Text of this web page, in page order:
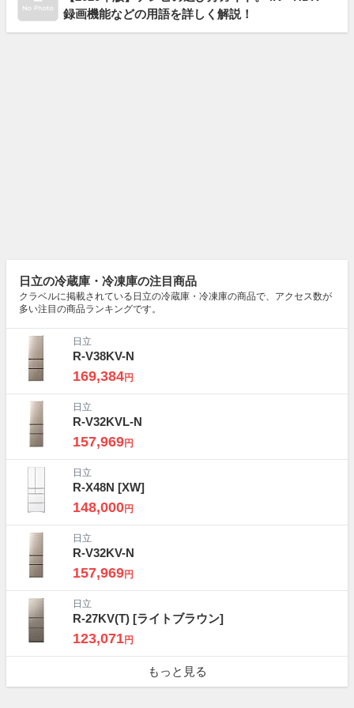
録画機能などの用語を詳しく解説！
日立の冷蔵庫・冷凍庫の注目商品
クラベルに掲載されている日立の冷蔵庫・冷凍庫の商品で、アクセス数が
多い注目の商品ランキングです。
日立
R-V38KV-N
169,384円
日立
R-V32KVL-N
157,969円
日立
R-X48N [XW]
148,000円
日立
R-V32KV-N
157,969円
日立
R-27KV(T) [ライトブラウン]
123,071円
もっと見る